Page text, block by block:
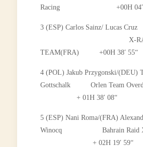
Racing +00H 04′
3 (ESP) Carlos Sainz/ Lucas Cruz
X-RAID
TEAM(FRA) +00H 38′ 55“
4 (POL) Jakub Przygonski/(DEU)
Gottschalk Orlen Team
+ 01H 38′ 08“
5 (ESP) Nani Roma/(FRA)
Winocq Bahrain Raid
+ 02H 19′ 59“